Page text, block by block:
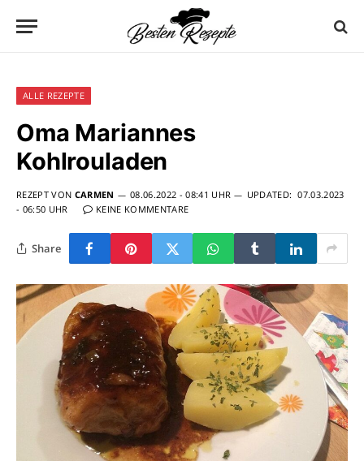
ALLE REZEPTE
Oma Mariannes
Kohlrouladen
REZEPT VON CARMEN 08.06.2022 - 08:41 UHR UPDATED: 07.03.2023
- 06:50 UHR
KEINE KOMMENTARE
Share